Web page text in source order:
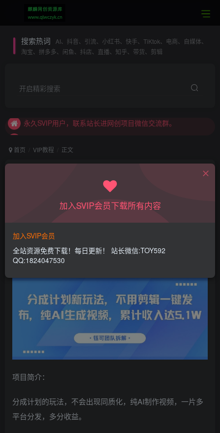
搜索热词
AI、抖音、引流、小红书、快手、TiKtok、电商、自媒体、
淘宝、拼多多、闲鱼、抖店、直播、知乎、带货、剪辑
开启精彩搜索
每日更新全网最热最新VIP网络项目课程
本站SVIP：全站资源无限制下载
本站SVIP：专业一对一技术指导
本站SVIP：全站内容无限制阅读
加入本站SVIP，所有内容无限制下载。
首页 VIP教程 正文
分成计划新玩法，不用剪辑一键发布，纯AI生成视
分成计划新玩法，不用剪辑一键发布，纯AI生成视频，累计
收入达5.1W
项目简介：
分成计划的玩法，不会出现同质化，纯AI制作视频，一片多
平台分发，多分收益。
加入SVIP会员下载所有内容
加入SVIP会员
全站资源免费下载！每日更新！ 站长微信:TOY592
QQ:1824047530